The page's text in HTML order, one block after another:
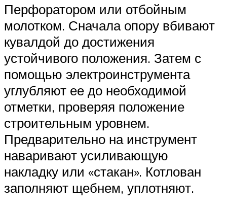
Перфоратором или отбойным
молотком. Сначала опору вбивают
кувалдой до достижения
устойчивого положения. Затем с
помощью электроинструмента
углубляют ее до необходимой
отметки, проверяя положение
строительным уровнем.
Предварительно на инструмент
наваривают усиливающую
накладку или «стакан». Котлован
заполняют щебнем, уплотняют.